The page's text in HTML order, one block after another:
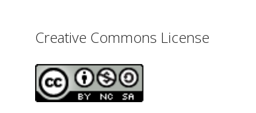
Creative Commons License